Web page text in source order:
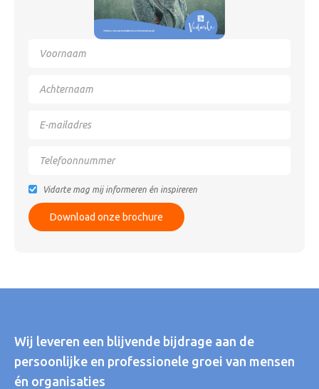
Vidarte mag mij informeren én inspireren
Wij leveren een blijvende bijdrage aan de
persoonlijke en professionele groei van mensen
én organisaties